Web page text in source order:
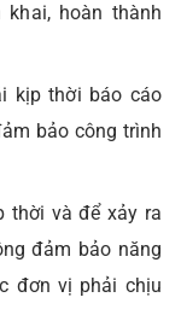
hoàn thành
kịp thời báo cáo
bảo công trình
thời và để xảy ra
đảm bảo năng
đơn vị phải chịu